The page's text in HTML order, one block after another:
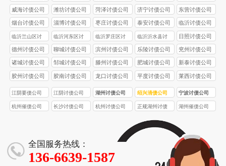
债公司
债公司
债公司
债公司
威海讨债公司 潍坊讨债公司 菏泽讨债公司 济宁讨债公司 东营讨债公司
烟台讨债公司 淄博讨债公司 枣庄讨债公司 泰安讨债公司 临沂讨债公司
临沂兰山区讨
债公司
临沂河东区讨
债公司
临沂罗庄区讨
债公司
临沂沂水县讨
债公司
日照讨债公司
德州讨债公司 聊城讨债公司 滨州讨债公司 乐陵讨债公司 兖州讨债公司
诸城讨债公司 邹城讨债公司 滕州讨债公司 肥城讨债公司 新泰讨债公司
胶州讨债公司 胶南讨债公司 龙口讨债公司 平度讨债公司 莱西讨债公司
江阴要债公司 江阴讨债公司 湖州讨债公司 绍兴清债公司 宁波讨债公司
杭州催债公司 长沙讨债公司 杭州讨债公司
正规湖州讨债
湖州催债公司
全国服务热线：
136-6639-1587